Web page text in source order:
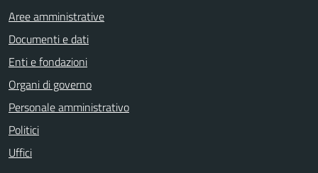
Aree amministrative
Documenti e dati
Enti e fondazioni
Organi di governo
Personale amministrativo
Politici
Uffici